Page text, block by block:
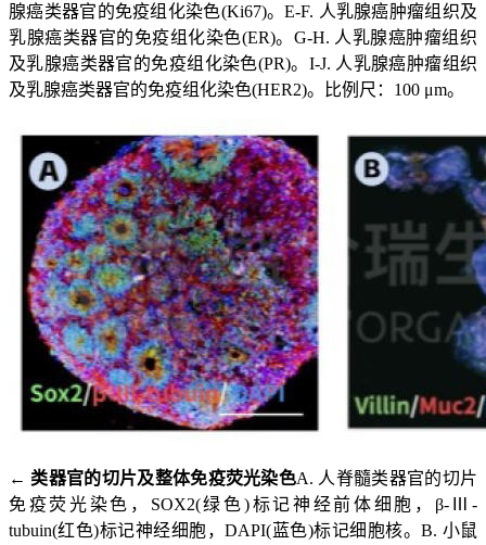
腺癌类器官的免疫组化染色(Ki67)。E-F. 人乳腺癌肿瘤组织及
乳腺癌类器官的免疫组化染色(ER)。G-H. 人乳腺癌肿瘤组织
及乳腺癌类器官的免疫组化染色(PR)。I-J. 人乳腺癌肿瘤组织
及乳腺癌类器官的免疫组化染色(HER2)。比例尺：100 μm。
← 类器官的切片及整体免疫荧光染色A. 人脊髓类器官的切片
免疫荧光染色，SOX2(绿色)标记神经前体细胞，β-Ⅲ-
tubuin(红色)标记神经细胞，DAPI(蓝色)标记细胞核。B. 小鼠